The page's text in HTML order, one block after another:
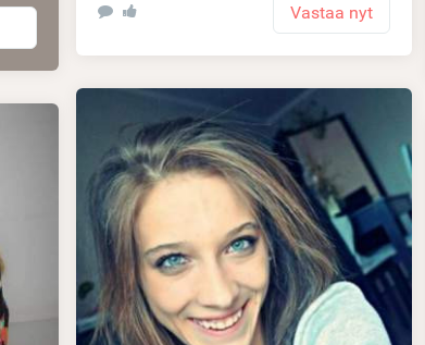
Vastaa nyt